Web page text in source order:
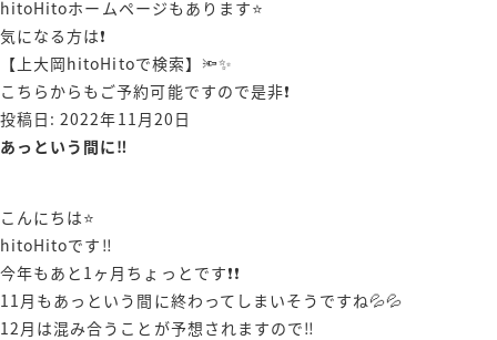
hitoHitoホームページもあります⭐️
気になる方は❗️
【上大岡hitoHitoで検索】🔦✨
こちらからもご予約可能ですので是非❗️
投稿日: 2022年11月20日
あっという間に‼️
こんにちは⭐️
hitoHitoです‼️
今年もあと1ヶ月ちょっとです❗️❗️
11月もあっという間に終わってしまいそうですね💦💦
12月は混み合うことが予想されますので‼️